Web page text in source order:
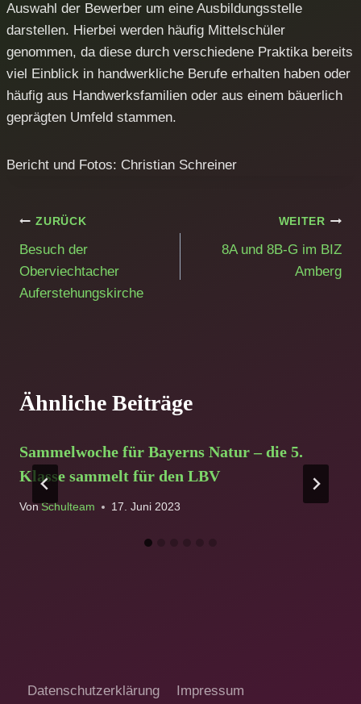
Auswahl der Bewerber um eine Ausbildungsstelle
darstellen. Hierbei werden häufig Mittelschüler
genommen, da diese durch verschiedene Praktika bereits
viel Einblick in handwerkliche Berufe erhalten haben oder
häufig aus Handwerksfamilien oder aus einem bäuerlich
geprägten Umfeld stammen.
Bericht und Fotos: Christian Schreiner
Beitragsnavigation
ZURÜCK
Besuch der
Oberviechtacher
Auferstehungskirche
WEITER
8A und 8B-G im BIZ
Amberg
Ähnliche Beiträge
Sammelwoche für Bayerns Natur – die 5.
Klasse sammelt für den LBV
Von Schulteam 17. Juni 2023
Datenschutzerklärung Impressum